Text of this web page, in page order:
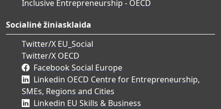
Inclusive Entrepreneurship - OECD
Socialinė žiniasklaida
Twitter/X EU_Social
Twitter/X OECD
Facebook Social Europe
Linkedin OECD Centre for Entrepreneurship,
SMEs, Regions and Cities
Linkedin EU Skills & Business